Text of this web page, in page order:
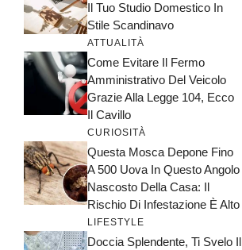
Il Tuo Studio Domestico In
Stile Scandinavo
ATTUALITÀ
Come Evitare Il Fermo
Amministrativo Del Veicolo
Grazie Alla Legge 104, Ecco
Il Cavillo
CURIOSITÀ
Questa Mosca Depone Fino
A 500 Uova In Questo Angolo
Nascosto Della Casa: Il
Rischio Di Infestazione È Alto
LIFESTYLE
Doccia Splendente, Ti Svelo Il